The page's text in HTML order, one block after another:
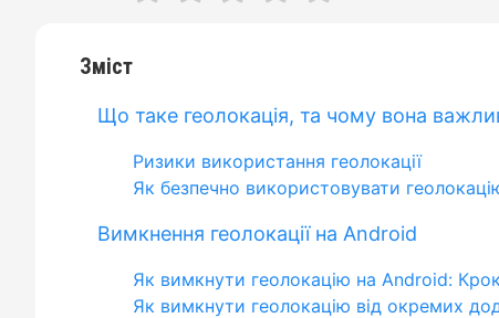
Зміст
Що таке геолокація, та чому вона
Ризики використання геолокації
Як безпечно використовувати
Вимкнення геолокації на Android
Як вимкнути геолокацію на Android:
Як вимкнути геолокацію від окремих